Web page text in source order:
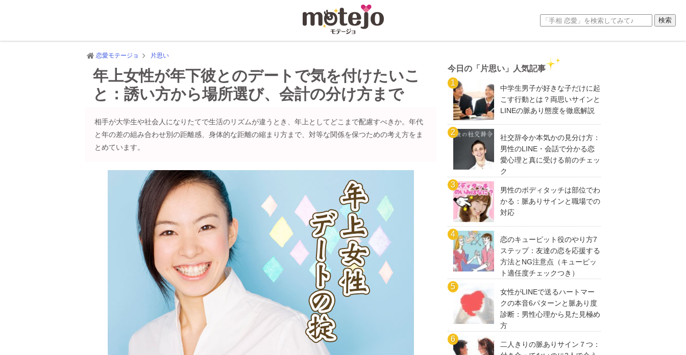
恋愛モテージョ 片思い
年上女性が年下彼とのデートで気を付けたいこ
と：誘い方から場所選び、会計の分け方まで
相手が大学生や社会人になりたてで生活のリズムが違うとき、年上としてどこまで配慮すべきか。年代
と年の差の組み合わせ別の距離感、身体的な距離の縮まり方まで、対等な関係を保つための考え方をま
とめています。
今日の「片思い」人気記事
中学生男子が好きな子だけに起
こす行動とは？両思いサインと
LINEの脈あり態度を徹底解説
社交辞令か本気かの見分け方：
男性のLINE・会話で分かる恋
愛心理と真に受ける前のチェッ
ク
男性のボディタッチは部位でわ
かる：脈ありサインと職場での
対応
恋のキューピット役のやり方7
ステップ：友達の恋を応援する
方法とNG注意点（キューピッ
ト適任度チェックつき）
女性がLINEで送るハートマー
クの本音6パターンと脈あり度
診断：男性心理から見た見極め
方
二人きりの脈ありサイン７つ：